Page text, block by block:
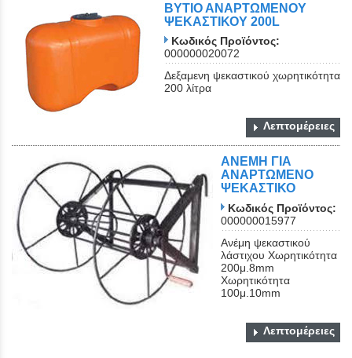
ΒΥΤΙΟ ΑΝΑΡΤΩΜΕΝΟΥ
ΨΕΚΑΣΤΙΚΟΥ 200L
Κωδικός Προϊόντος:
000000020072
Δεξαμενη ψεκαστικού χωρητικότητα
200 λίτρα
Λεπτομέρειες
ΑΝΕΜΗ ΓΙΑ
ΑΝΑΡΤΩΜΕΝΟ
ΨΕΚΑΣΤΙΚΟ
Κωδικός Προϊόντος:
000000015977
Ανέμη ψεκαστικού
λάστιχου Χωρητικότητα
200μ.8mm
Xωρητικότητα
100μ.10mm
Λεπτομέρειες